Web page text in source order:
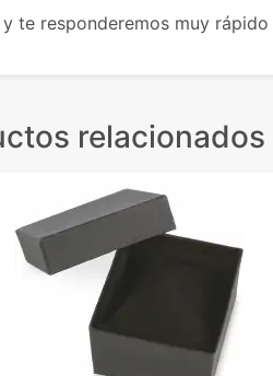
te responderemos muy rápido
relacionados